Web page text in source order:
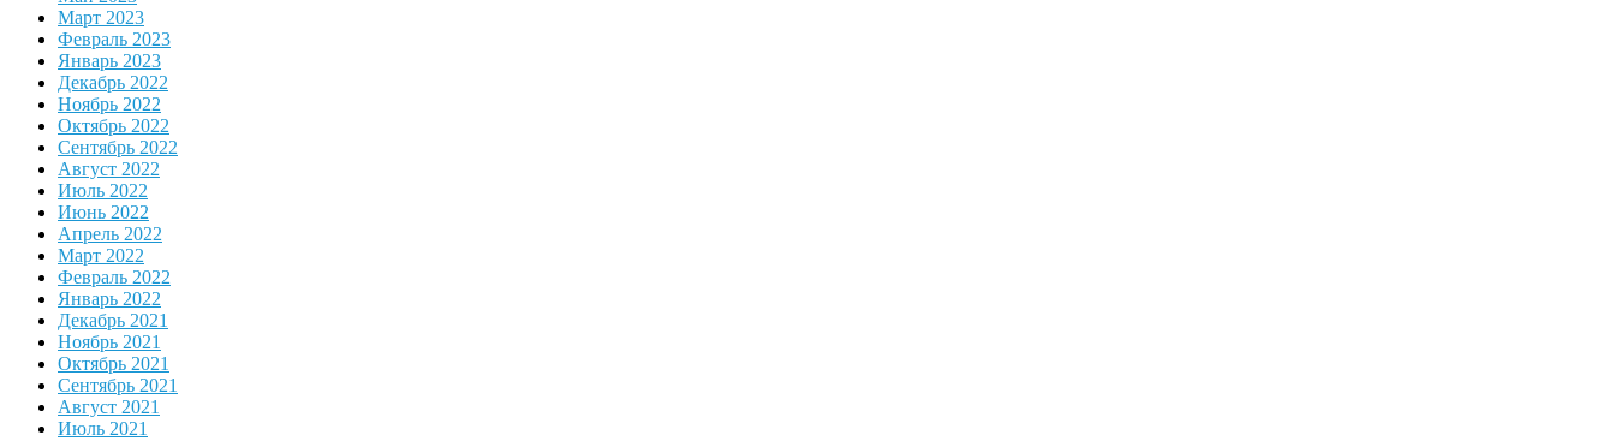
Март 2023
Февраль 2023
Январь 2023
Декабрь 2022
Ноябрь 2022
Октябрь 2022
Сентябрь 2022
Август 2022
Июль 2022
Июнь 2022
Апрель 2022
Март 2022
Февраль 2022
Январь 2022
Декабрь 2021
Ноябрь 2021
Октябрь 2021
Сентябрь 2021
Август 2021
Июль 2021